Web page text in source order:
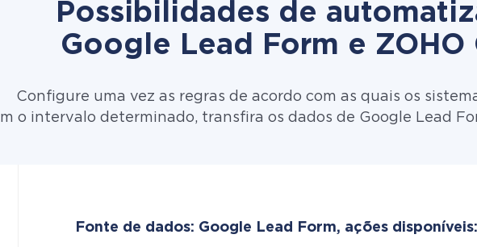
Possibilidades de
Google Lead Form e ZOHO
Configure uma vez as regras de acordo com as quais os
o intervalo determinado, transfira os dados de Google Lead
Fonte de dados: Google Lead Form, ações disponíveis: